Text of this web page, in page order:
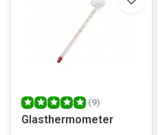
(9)
Glasthermometer